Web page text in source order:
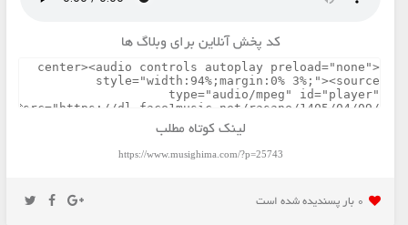
کد پخش آنلاین برای وبلاگ ها
لینک کوتاه مطلب
https://www.musighima.com/?p=25743
0 بار پسنديده شده است